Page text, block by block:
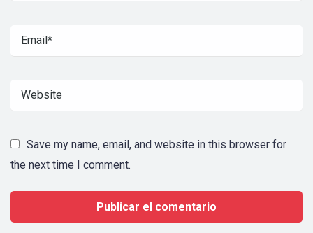
Save my name, email, and website in this browser for
the next time I comment.